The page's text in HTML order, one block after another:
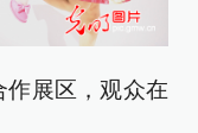
作展区，观众在